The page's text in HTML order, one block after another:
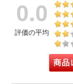
0.0
評価の平均
商品